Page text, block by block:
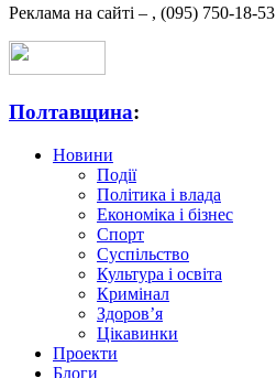
Реклама на сайті – , (095) 750-18-53
Полтавщина:
Новини
Події
Політика і влада
Економіка і бізнес
Спорт
Суспільство
Культура і освіта
Кримінал
Здоров’я
Цікавинки
Проекти
Блоги